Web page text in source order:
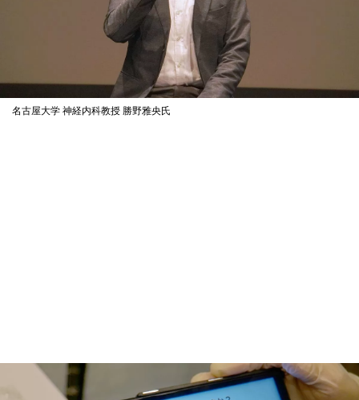
名古屋大学 神経内科教授 勝野雅央氏